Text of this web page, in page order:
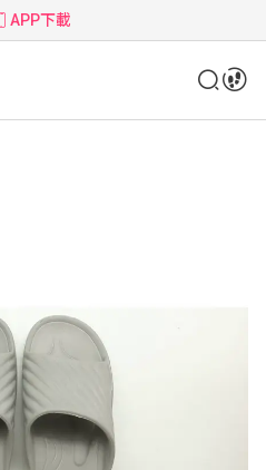
APP下載